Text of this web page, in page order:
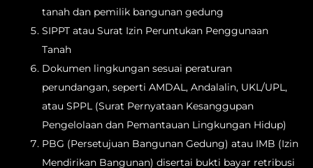
tanah dan pemilik bangunan gedung
SIPPT atau Surat Izin Peruntukan Penggunaan
Tanah
Dokumen lingkungan sesuai peraturan
perundangan, seperti AMDAL, Andalalin, UKL/UPL,
atau SPPL (Surat Pernyataan Kesanggupan
Pengelolaan dan Pemantauan Lingkungan Hidup)
PBG (Persetujuan Bangunan Gedung) atau IMB (Izin
Mendirikan Bangunan) disertai bukti bayar retribusi